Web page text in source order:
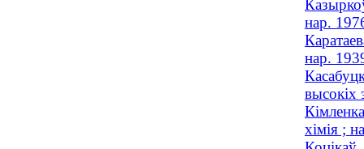
нар.
нар.
высокіх
хімія ;